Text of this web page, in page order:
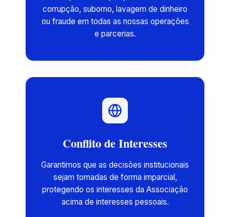
corrupção, suborno, lavagem de dinheiro
ou fraude em todas as nossas operações
e parcerias.
Conflito de Interesses
Garantimos que as decisões institucionais
sejam tomadas de forma imparcial,
protegendo os interesses da Associação
acima de interesses pessoais.